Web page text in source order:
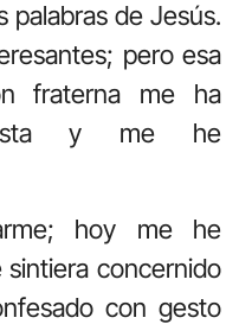
palabras de Jesús.
pero esa
fraterna me ha
y me he
hoy me he
concernido
con gesto